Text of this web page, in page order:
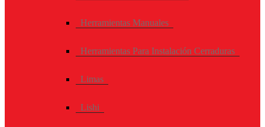
Herramientas Manuales
Herramientas Para Instalación Cerraduras
Limas
Lishi